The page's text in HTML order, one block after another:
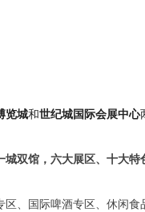
览城和世纪城国际会展中心
城双馆，六大展区、十大
、国际啤酒专区、休闲